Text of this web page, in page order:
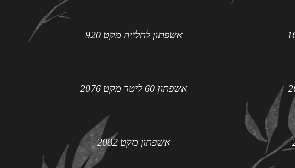
אשפתון לתלייה מקט 920
אשפתון 60 ליטר מקט 2076
אשפתון מקט 2082